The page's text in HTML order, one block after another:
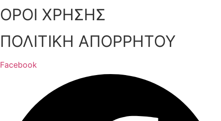
ΟΡΟΙ ΧΡΗΣΗΣ
ΠΟΛΙΤΙΚΗ ΑΠΟΡΡΗΤΟΥ
Facebook